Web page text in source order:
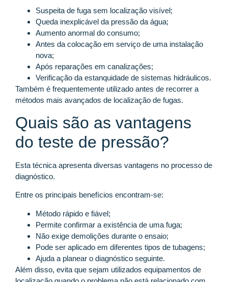
Suspeita de fuga sem localização visível;
Queda inexplicável da pressão da água;
Aumento anormal do consumo;
Antes da colocação em serviço de uma instalação
nova;
Após reparações em canalizações;
Verificação da estanquidade de sistemas hidráulicos.
Também é frequentemente utilizado antes de recorrer a
métodos mais avançados de localização de fugas.
Quais são as vantagens
do teste de pressão?
Esta técnica apresenta diversas vantagens no processo de
diagnóstico.
Entre os principais benefícios encontram-se:
Método rápido e fiável;
Permite confirmar a existência de uma fuga;
Não exige demolições durante o ensaio;
Pode ser aplicado em diferentes tipos de tubagens;
Ajuda a planear o diagnóstico seguinte.
Além disso, evita que sejam utilizados equipamentos de